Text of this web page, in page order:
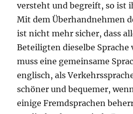
versteht und begreift, so ist
Mit dem Überhandnehmen
ist nicht mehr sicher, dass
Beteiligten dieselbe Sprache
muss eine gemeinsame
englisch, als
schöner und bequemer,
einige Fremdsprachen